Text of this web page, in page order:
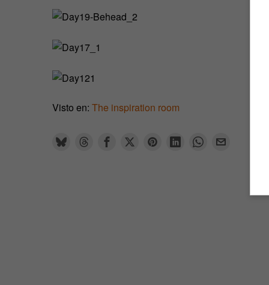
Visto en: The inspiration room